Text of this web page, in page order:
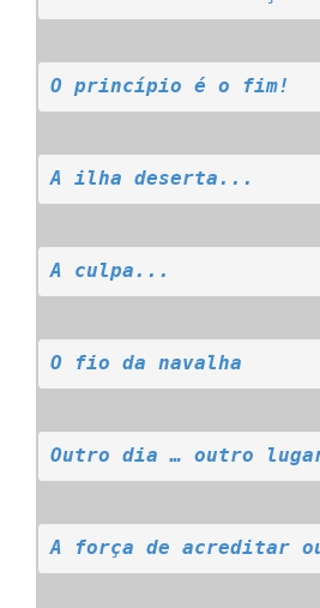
O princípio é o fim!
A ilha deserta...
A culpa...
O fio da navalha
Outro dia … outro
A força de acreditar